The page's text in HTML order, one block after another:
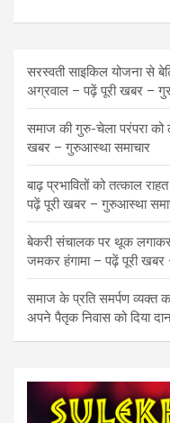
सरस्वती साइकिल योजना से
अग्रवाल – पढ़ें पूरी खबर –
समाज की गुरु-चेला परंपरा को
खबर – गुरुआस्था समाचार
बाढ़ प्रभावितों को तत्काल
पढ़ें पूरी खबर – गुरुआस्था
बेकरी संचालक पर थूक लगाकर
जमकर हंगामा – पढ़ें पूरी
समाज के प्रति समर्पण व्यक्त
अपने पैतृक निवास को दिया